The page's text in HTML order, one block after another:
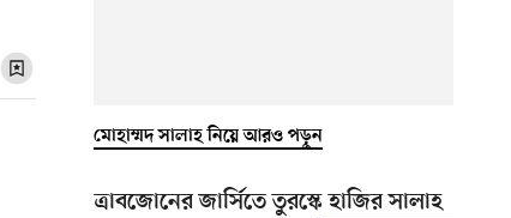
মোহাম্মদ সালাহ নিয়ে আরও পড়ুন
ত্রাবজোনের জার্সিতে তুরস্কে হাজির সালাহ